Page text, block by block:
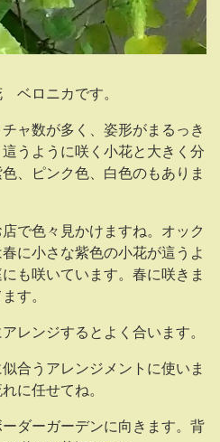
ベロニカです。
ャ数が多く、姿形がまるっき
うように咲く小花と大きく分
、ピンク色、白色のもありま
で色々見かけますね。オック
に小さな紫色の小花が這うよ
も咲いています。春に咲きま
す。
レンジするとよく合います。
合うアレンジメントに使いま
に任せてね。
ダーガーデンに向きます。背